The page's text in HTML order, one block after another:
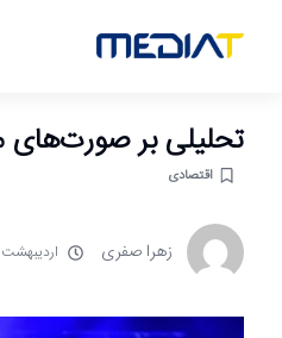
تحلیلی بر صورت‌های
اقتصادی
زهرا صفری اردیبهشت ۲۲, ۱۴۰۴